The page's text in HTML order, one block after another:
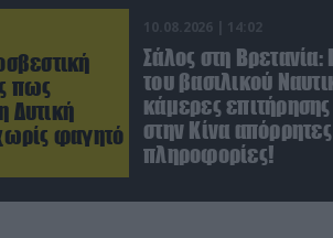
πως
Δυτική
φαγητό
10.08.2026 | 14:02
Σάλος στη Βρετανία:
του βασιλικού
κάμερες
στην Κίνα απόρρητες
πληροφορίες!